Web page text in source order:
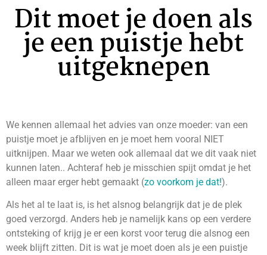
Dit moet je doen als
je een puistje hebt
uitgeknepen
We kennen allemaal het advies van onze moeder: van een
puistje moet je afblijven en je moet hem vooral NIET
uitknijpen. Maar we weten ook allemaal dat we dit vaak niet
kunnen laten.. Achteraf heb je misschien spijt omdat je het
alleen maar erger hebt gemaakt (zo voorkom je dat!).
Als het al te laat is, is het alsnog belangrijk dat je de plek
goed verzorgd. Anders heb je namelijk kans op een verdere
ontsteking of krijg je er een korst voor terug die alsnog een
week blijft zitten. Dit is wat je moet doen als je een puistje